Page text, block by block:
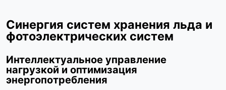
Синергия систем хранения льда и
фотоэлектрических систем
Интеллектуальное управление
нагрузкой и оптимизация
энергопотребления